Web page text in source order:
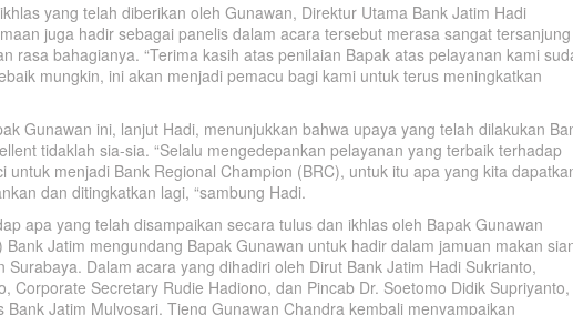
yang telah diberikan oleh Gunawan, Direktur Utama Bank Jatim Hadi
juga hadir sebagai panelis dalam acara tersebut merasa sangat tersanjung
rasa bahagianya. “Terima kasih atas penilaian Bapak atas pelayanan kami
mungkin, ini akan menjadi pemacu bagi kami untuk terus meningkatkan
Gunawan ini, lanjut Hadi, menunjukkan bahwa upaya yang telah dilakukan
tidaklah sia-sia. “Selalu mengedepankan pelayanan yang terbaik terhadap
untuk menjadi Bank Regional Champion (BRC), untuk itu apa yang kita
dan ditingkatkan lagi, “sambung Hadi.
apa yang telah disampaikan secara tulus dan ikhlas oleh Bapak Gunawan
Jatim mengundang Bapak Gunawan untuk hadir dalam jamuan makan
Surabaya. Dalam acara yang dihadiri oleh Dirut Bank Jatim Hadi Sukrianto,
Corporate Secretary Rudie Hadiono, dan Pincab Dr. Soetomo Didik Supriyanto,
Jatim Mulyosari, Tjeng Gunawan Chandra kembali menyampaikan